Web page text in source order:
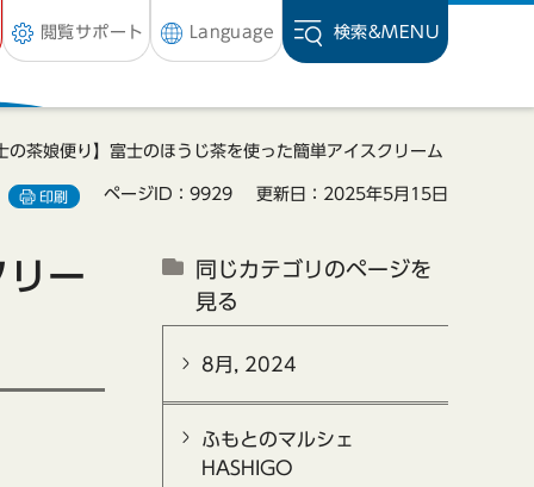
閲覧サポート Language 検索&MENU
の茶娘便り】富士のほうじ茶を使った簡単アイスクリーム
印刷 ページID：9929 更新日：2025年5月15日
リー
同じカテゴリのページを
見る
8月, 2024
ふもとのマルシェ
HASHIGO